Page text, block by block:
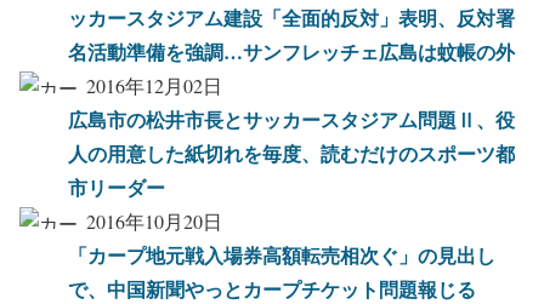
ッカースタジアム建設「全面的反対」表明、反対署
名活動準備を強調…サンフレッチェ広島は蚊帳の外
2016年12月02日
広島市の松井市長とサッカースタジアム問題Ⅱ、役
人の用意した紙切れを毎度、読むだけのスポーツ都
市リーダー
2016年10月20日
「カープ地元戦入場券高額転売相次ぐ」の見出し
で、中国新聞やっとカープチケット問題報じる